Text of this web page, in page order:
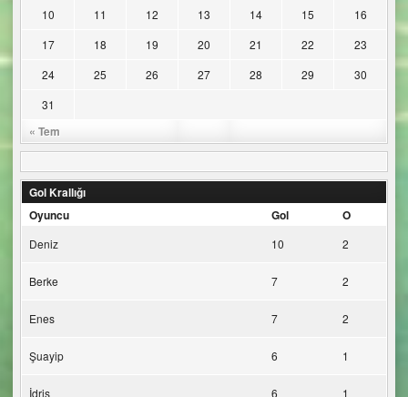
« Tem
10
11 12 13 14 15
16
17
18 19 20 21 22
23
24
25 26 27 28 29
30
31
Gol Krallığı
Oyuncu
Gol O
Deniz 10 2
Berke 7 2
Enes 7 2
Şuayip 6 1
İdris 6 1